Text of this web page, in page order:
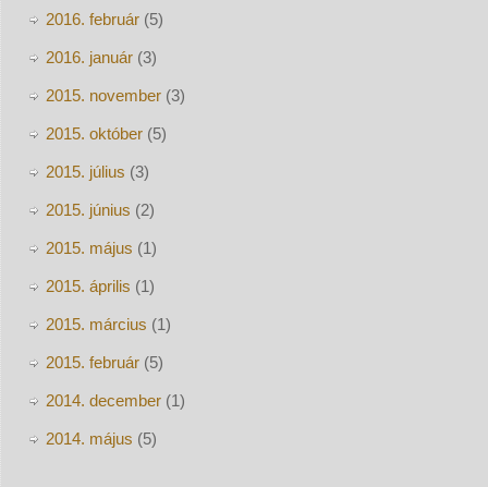
2016. február(5)
2016. január(3)
2015. november(3)
2015. október(5)
2015. július (3)
2015. június (2)
2015. május (1)
2015. április (1)
2015. március (1)
2015. február(5)
2014. december(1)
2014. május (5)